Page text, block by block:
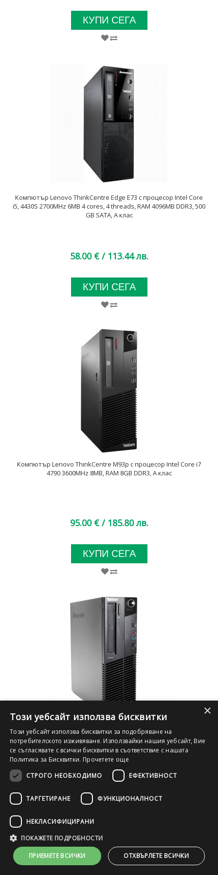
КУПИ СЕГА
Компютър Lenovo ThinkCentre Edge E73 с процесор Intel Core
i5, 4430S 2700MHz 6MB 4 cores, 4 threads, RAM 4096MB DDR3, 500
GB SATA, А клас
58.00 € / 113.44 лв.
КУПИ СЕГА
Компютър Lenovo ThinkCentre M93p с процесор Intel Core i7
4790 3600MHz 8MB, RAM 8GB DDR3, A клас
95.00 € / 185.80 лв.
КУПИ СЕГА
Компютър Lenovo ThinkCentre M92p с процесор Intel Core i7,
3770 3400Mhz 8MB 4 cores, 8 threads, RAM 8192MB DDR3, 500 GB
SATA, А клас
84.00 €
КУПИ СЕГА
×
Този уебсайт използва бисквитки
Този уебсайт използва бисквитки за подобряване на
потребителското изживяване. Използвайки нашия уебсайт, Вие
се съгласявате с всички бисквитки в съответствие с нашата
Политика за Бисквитки. Прочетете още
СТРОГО НЕОБХОДИМО
ЕФЕКТИВНОСТ
ТАРГЕТИРАНЕ ФУНКЦИОНАЛНОСТ
НЕКЛАСИФИЦИРАНИ
ПОКАЖЕТЕ ПОДРОБНОСТИ
ПРИЕМЕТЕ ВСИЧКИ ОТХВЪРЛЕТЕ ВСИЧКИ